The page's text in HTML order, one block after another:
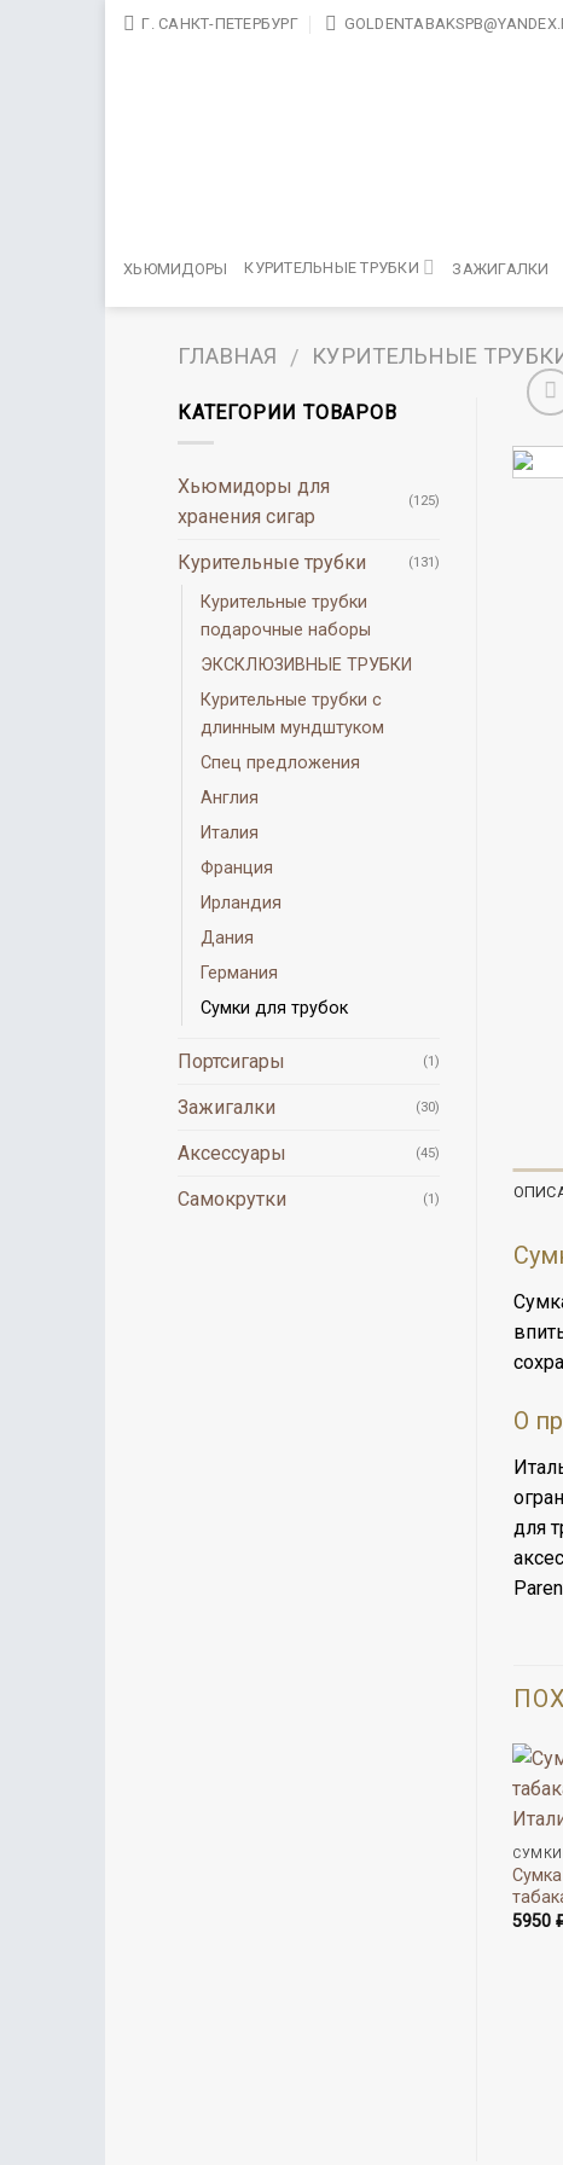
Skip Г. САНКТ-ПЕТЕРБУРГ
ХЬЮМИДОРЫ КУРИТЕЛЬНЫЕ ТРУБКИ ЗАЖИГАЛКИ
ГЛАВНАЯ / КУРИТЕЛЬНЫЕ
О
для
5950
КАТЕГОРИИ ТОВАРОВ
Хьюмидоры для
хранения сигар
(125)
Курительные трубки (131)
Курительные трубки
подарочные наборы
ЭКСКЛЮЗИВНЫЕ ТРУБКИ
Курительные трубки с
длинным мундштуком
Спец предложения
Англия
Италия
Франция
Ирландия
Дания
Германия
Сумки для трубок
Портсигары (1)
Зажигалки (30)
Аксессуары (45)
Самокрутки (1)